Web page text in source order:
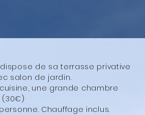
de sa terrasse privative
salon de jardin.
une grande chambre
(30€)
Chauffage inclus.